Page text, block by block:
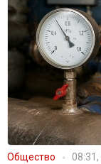
Общество 08:31,